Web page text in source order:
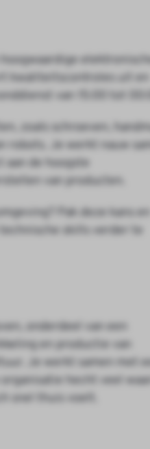
kwaliteitscontroles uit en
van 15:00 tot
zoals schroeven,
robots. Je werkt nauw
de hoogste
van producten.
Pak deze kans en
skills verder te
onderdeel van een
en productie van
Je werkt samen met
hecht veel
snel thuis voelt.